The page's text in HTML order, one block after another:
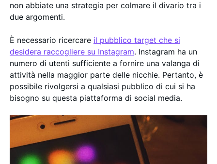
non abbiate una strategia per colmare il divario tra i
due argomenti.
È necessario ricercare il pubblico target che si
desidera raccogliere su Instagram. Instagram ha un
numero di utenti sufficiente a fornire una valanga di
attività nella maggior parte delle nicchie. Pertanto, è
possibile rivolgersi a qualsiasi pubblico di cui si ha
bisogno su questa piattaforma di social media.